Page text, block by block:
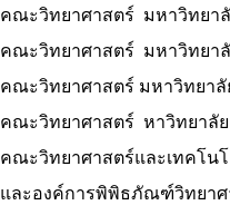
คณะวิทยาศาสตร์ มหาวิทยาลั
คณะวิทยาศาสตร์ มหาวิทยา
คณะวิทยาศาสตร์ มหาวิทยา
คณะวิทยาศาสตร์ หาวิทยาลั
คณะวิทยาศาสตร์และเทคโน
และองค์การพิพิธภัณฑ์วิทยา